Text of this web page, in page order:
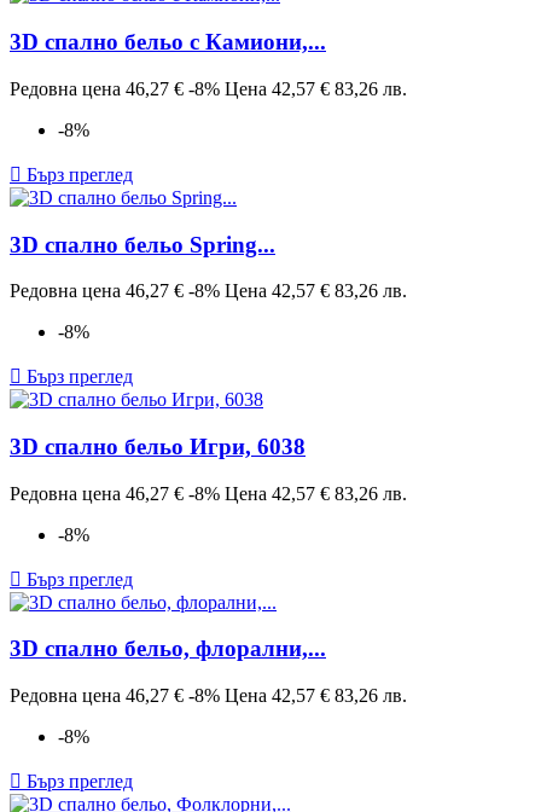
3D спално бельо с Камиони,...
Редовна цена 46,27 € -8% Цена 42,57 € 83,26 лв.
-8%
 Бърз преглед
3D спално бельо Spring...
Редовна цена 46,27 € -8% Цена 42,57 € 83,26 лв.
-8%
 Бърз преглед
3D спално бельо Игри, 6038
Редовна цена 46,27 € -8% Цена 42,57 € 83,26 лв.
-8%
 Бърз преглед
3D спално бельо, флорални,...
Редовна цена 46,27 € -8% Цена 42,57 € 83,26 лв.
-8%
 Бърз преглед